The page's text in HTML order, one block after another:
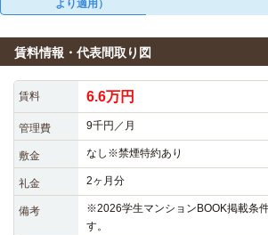
より適用）
賃料情報・代表間取り図
賃料 6.6万円
管理費 9千円／月
敷金 なし※禁煙特約あり
礼金 2ヶ月分
備考
※2026学生マンションBOOK掲載条
す。